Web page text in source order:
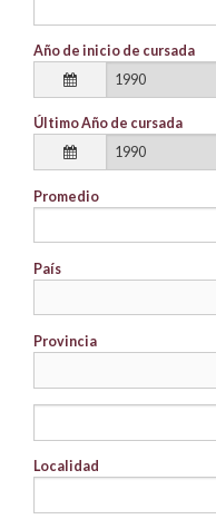
Año de inicio de cursada
Último Año de cursada
Promedio
País
Provincia
Localidad